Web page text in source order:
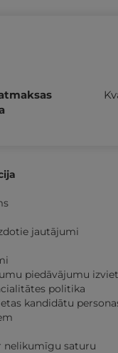
jautājumi
piedāvājumu
politika
kandidātu
nelikumīgu saturu